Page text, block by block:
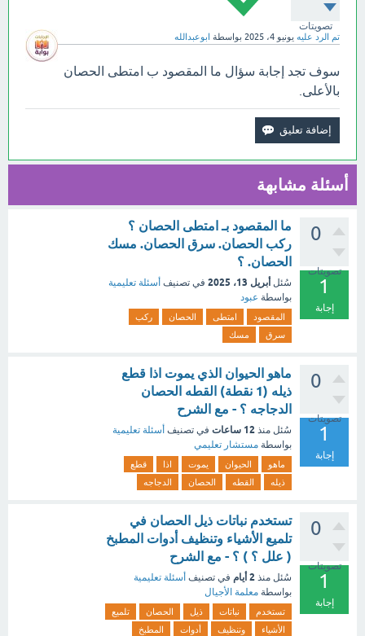
تصويتات
تم الرد عليه يونيو 4، 2025 بواسطة ابوعبدالله
سوف تجد إجابة سؤال ما المقصود ب امتطى الحصان
بالأعلى.
أسئلة مشابهة
0
تصويتات
1
إجابة
ما المقصود بـ امتطى الحصان ؟
ركب الحصان. سرق الحصان. مسك
الحصان. ؟
سُئل أبريل 13، 2025 في تصنيف أسئلة تعليمية
بواسطة عبود
المقصود امتطى الحصان
ركب
سرق
مسك
0
تصويتات
1
إجابة
ماهو الحيوان الذي يموت اذا قطع
ذيله (1 نقطة) القطه الحصان
الدجاجه ؟ - مع الشرح
سُئل منذ 12 ساعات في تصنيف أسئلة تعليمية
بواسطة مستشار تعليمي
ماهو الحيوان يموت اذا
قطع
ذيله
القطه الحصان الدجاجه
0
تصويتات
1
إجابة
تستخدم نباتات ذيل الحصان في
تلميع الأشياء وتنظيف أدوات المطبخ
( علل ؟ ) ؟ - مع الشرح
سُئل منذ 2 أيام في تصنيف أسئلة تعليمية
بواسطة معلمة الأجيال
تستخدم نباتات ذيل الحصان
تلميع
الأشياء
وتنظيف أدوات
المطبخ